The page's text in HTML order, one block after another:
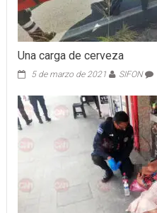
Una carga de cerveza
5 de marzo de 2021 SIFON